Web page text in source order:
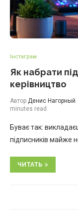
Інстаграм
Як набрати
керівництво
Автор Денис Нагорный
minutes read
Буває так:
підписників майже
ЧИТАТЬ